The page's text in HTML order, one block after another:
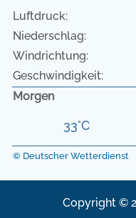
Luftdruck:
Niederschlag:
Windrichtung:
Geschwindigkeit:
Morgen
33°C
© Deutscher Wetterdienst
Copyright ©